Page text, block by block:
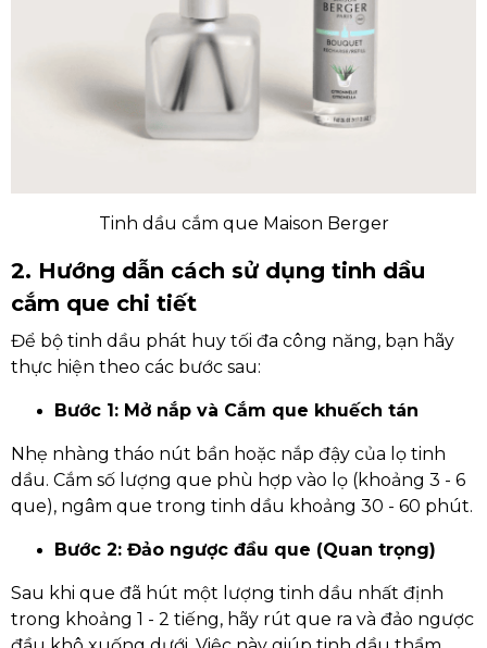
Tinh dầu cắm que Maison Berger
2. Hướng dẫn cách sử dụng tinh dầu
cắm que chi tiết
Để bộ tinh dầu phát huy tối đa công năng, bạn hãy
thực hiện theo các bước sau:
Bước 1: Mở nắp và Cắm que khuếch tán
Nhẹ nhàng tháo nút bần hoặc nắp đậy của lọ tinh
dầu. Cắm số lượng que phù hợp vào lọ (khoảng 3 - 6
que), ngâm que trong tinh dầu khoảng 30 - 60 phút.
Bước 2: Đảo ngược đầu que (Quan trọng)
Sau khi que đã hút một lượng tinh dầu nhất định
trong khoảng 1 - 2 tiếng, hãy rút que ra và đảo ngược